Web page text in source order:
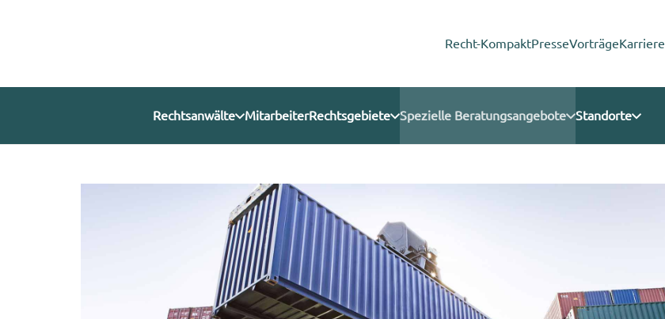
Recht-KompaktPresseVorträgeKarriere
Rechtsanwälte MitarbeiterRechtsgebiete Spezielle Beratungsangebote Standorte